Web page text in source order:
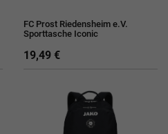
FC Prost Riedensheim e.V.
Sporttasche Iconic
19,49 €